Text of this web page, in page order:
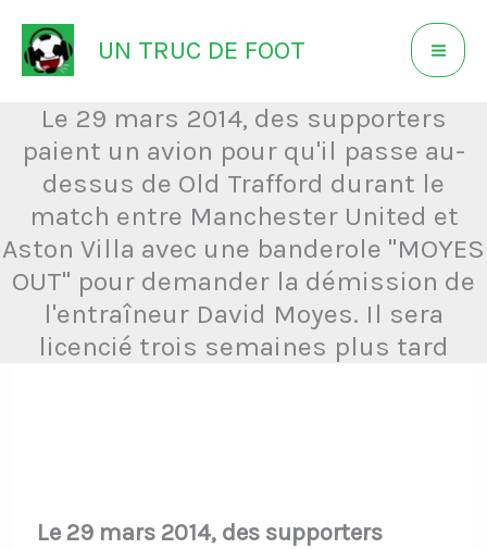
Aller
au
contenu
UN TRUC DE FOOT
Le 29 mars 2014, des supporters
paient un avion pour qu'il passe au-
dessus de Old Trafford durant le
match entre Manchester United et
Aston Villa avec une banderole "MOYES
OUT" pour demander la démission de
l'entraîneur David Moyes. Il sera
licencié trois semaines plus tard
Le 29 mars 2014, des supporters